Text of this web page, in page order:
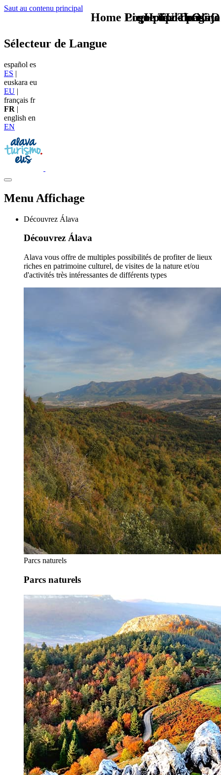
Saut au contenu principal
TU - LOGO
Sélecteur de Langue
español es
ES |
euskara eu
EU |
français fr
FR |
english en
EN
Menu Affichage
Découvrez Álava
Découvrez Álava
Alava vous offre de multiples possibilités de profiter de lieux
riches en patrimoine culturel, de visites de la nature et/ou
d'activités très intéressantes de différents types
Parcs naturels
Parcs naturels
que tipo de viaje
Home Logo pie de página
Pie Home Turismo